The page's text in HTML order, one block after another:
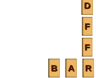
D
F
F
B A R